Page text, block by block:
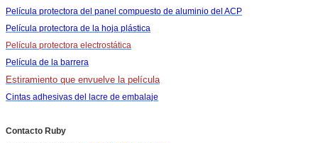
Película protectora del panel compuesto de aluminio del ACP
Película protectora de la hoja plástica
Película protectora electrostática
Película de la barrera
Estiramiento que envuelve la película
Cintas adhesivas del lacre de embalaje
Contacto Ruby